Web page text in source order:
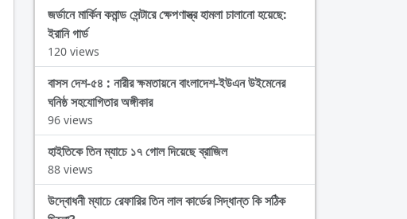
জর্ডানে মার্কিন কমান্ড সেন্টারে ক্ষেপণাস্ত্র হামলা চালানো হয়েছে:
ইরানি গার্ড
120 views
বাসস দেশ-৫৪ : নারীর ক্ষমতায়নে বাংলাদেশ-ইউএন উইমেনের
ঘনিষ্ঠ সহযোগিতার অঙ্গীকার
96 views
হাইতিকে তিন ম্যাচে ১৭ গোল দিয়েছে ব্রাজিল
88 views
উদ্বোধনী ম্যাচে রেফারির তিন লাল কার্ডের সিদ্ধান্ত কি সঠিক